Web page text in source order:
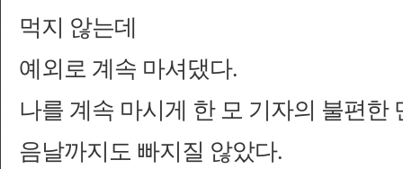
먹지 않는데
예외로 계속 마셔댔다.
나를 계속 마시게 한 모 기자의 불편한
음날까지도 빠지질 않았다.